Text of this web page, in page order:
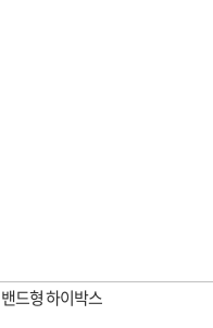
밴드형 하이박스